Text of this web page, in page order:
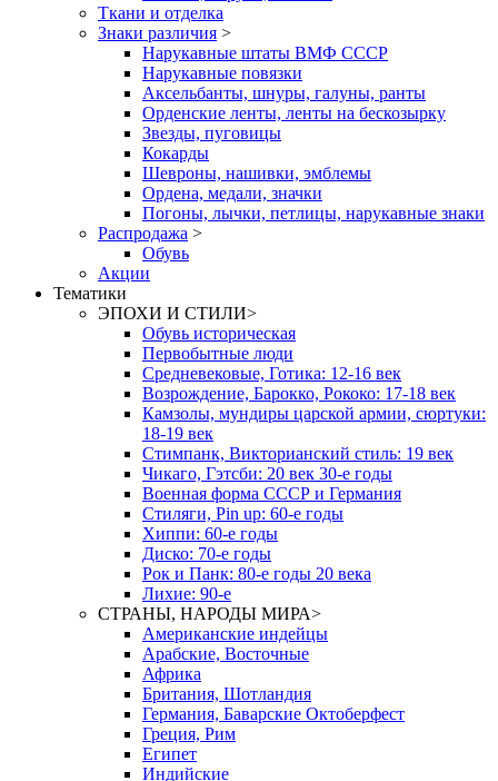
Ткани и отделка
Знаки различия >
Нарукавные штаты ВМФ СССР
Нарукавные повязки
Аксельбанты, шнуры, галуны, ранты
Орденские ленты, ленты на бескозырку
Звезды, пуговицы
Кокарды
Шевроны, нашивки, эмблемы
Ордена, медали, значки
Погоны, лычки, петлицы, нарукавные знаки
Распродажа >
Обувь
Акции
Тематики
ЭПОХИ И СТИЛИ>
Обувь историческая
Первобытные люди
Средневековые, Готика: 12-16 век
Возрождение, Барокко, Рококо: 17-18 век
Камзолы, мундиры царской армии, сюртуки:
18-19 век
Стимпанк, Викторианский стиль: 19 век
Чикаго, Гэтсби: 20 век 30-е годы
Военная форма СССР и Германия
Стиляги, Pin up: 60-е годы
Хиппи: 60-е годы
Диско: 70-е годы
Рок и Панк: 80-е годы 20 века
Лихие: 90-е
СТРАНЫ, НАРОДЫ МИРА>
Американские индейцы
Арабские, Восточные
Африка
Британия, Шотландия
Германия, Баварские Октоберфест
Греция, Рим
Египет
Индийские